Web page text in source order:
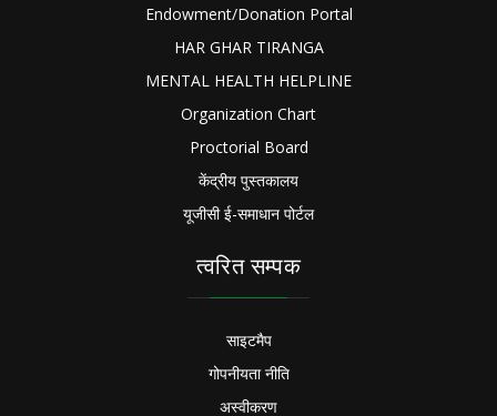
Endowment/Donation Portal
HAR GHAR TIRANGA
MENTAL HEALTH HELPLINE
Organization Chart
Proctorial Board
केंद्रीय पुस्तकालय
यूजीसी ई-समाधान पोर्टल
त्वरित सम्पक
साइटमैप
गोपनीयता नीति
अस्वीकरण